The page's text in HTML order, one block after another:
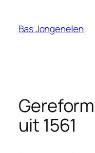
Bas Jongenelen
uit 1561